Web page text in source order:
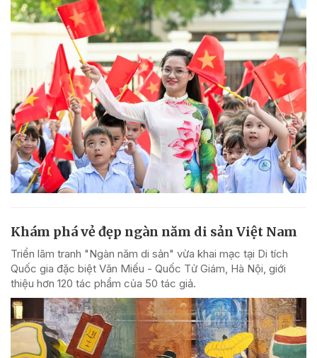
Khám phá vẻ đẹp ngàn năm di sản Việt Nam
Triển lãm tranh "Ngàn năm di sản" vừa khai mạc tại Di tích
Quốc gia đặc biệt Văn Miếu - Quốc Tử Giám, Hà Nội, giới
thiệu hơn 120 tác phẩm của 50 tác giả.